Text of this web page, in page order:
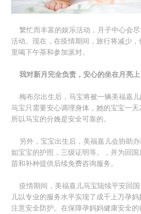
繁忙而丰富的娱乐活动，月子中心会尽
活动。现在，在疫情期间，旅行将减少
里喝下午茶和参加派对。
我对新月完全负责，安心的坐在月亮上
梅布尔出生后，马宝将被一辆美福嘉儿
马宝只需要安心调理身体，她的宝宝一天
所以马宝的分娩是安全可靠的。
另外，宝宝出生后，美福嘉儿会协助办
如宝宝的护照，三级证明等。，并为回
苗和补种提供后续免费咨询服务。
疫情期间，美福嘉儿马宝陆续平安回国
儿以专业的服务水平实现了成千上万孕
注意安全防护。在保障孕妈妈健康安全